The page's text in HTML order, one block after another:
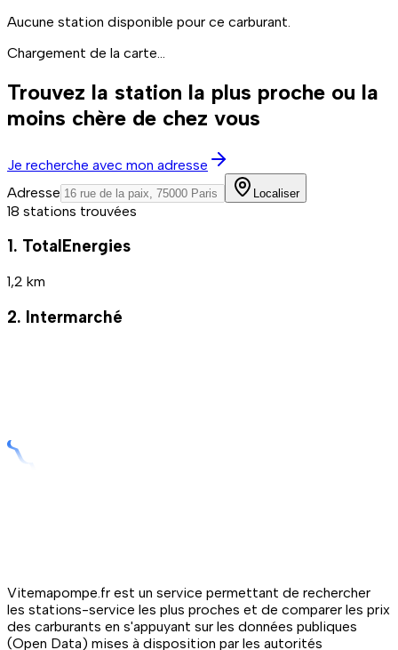
Aucune station disponible pour ce carburant.
Chargement de la carte...
Trouvez la station la plus proche ou la
moins chère de chez vous
Je recherche avec mon adresse
Adresse
Localiser
18 stations trouvées
1. TotalEnergies
1,2 km
2. Intermarché
Vitemapompe.fr est un service permettant de rechercher
les stations-service les plus proches et de comparer les prix
des carburants en s'appuyant sur les données publiques
(Open Data) mises à disposition par les autorités